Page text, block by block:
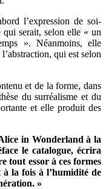
l’expression de soi-
serait, selon elle « un
». Néanmoins, elle
qui est selon
et de la forme, dans
du surréalisme et du
et elle produit des
in Wonderland à la
le catalogue, écrira
tout essor à ces formes
la fois à l’humidité de
»